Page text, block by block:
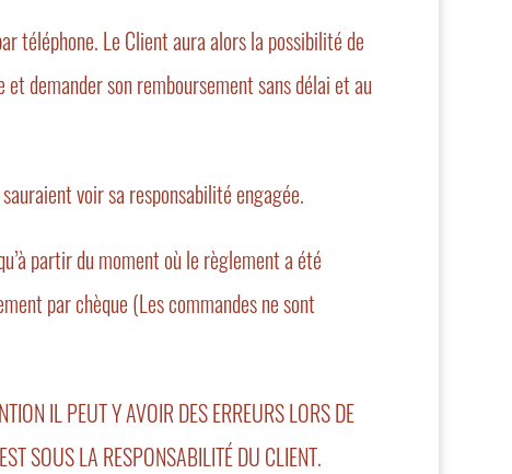
téléphone. Le Client aura alors la possibilité de
demander son remboursement sans délai et au
voir sa responsabilité engagée.
partir du moment où le règlement a été
par chèque (Les commandes ne sont
IL PEUT Y AVOIR DES ERREURS LORS DE
SOUS LA RESPONSABILITÉ DU CLIENT.